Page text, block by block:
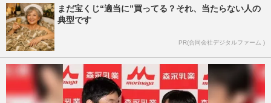
まだ宝くじ“適当に”買ってる？それ、当たらない人の
典型です
PR(合同会社デジタルファーム )